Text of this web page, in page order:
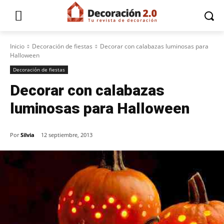
Inicio Decoración de fiestas
Decorar con calabazas luminosas para
Halloween
Decoración de fiestas
Decorar con calabazas
luminosas para Halloween
Por Silvia 12 septiembre, 2013